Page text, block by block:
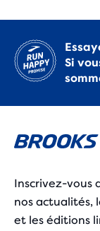
Si
Inscrivez-vous
nos actualités,
et les éditions